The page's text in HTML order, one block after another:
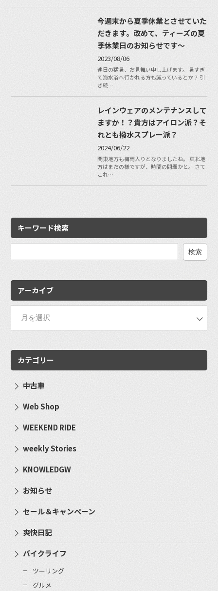
今週末から夏季休業とさせていた
だきます。改めて、ティーズの夏
季休業日のお知らせです〜
2023/08/06
連日の猛暑、お見舞い申し上げます。 暑すぎ
て海水浴へ行かれる方も減っているとか？ 引
き続…
レインウェアのメンテナンスして
ますか！？貴方はアイロン派？そ
れとも撥水スプレー派？
2024/06/22
関東地方も梅雨入りとなりましたね。 東北地
方はまだの様ですが、時間の問題かと。 さて
これ…
キーワード検索
アーカイブ
カテゴリー
中古車
Web Shop
WEEKEND RIDE
weekly Stories
KNOWLEDGW
お知らせ
セール＆キャンペーン
爽快日記
バイクライフ
ツーリング
グルメ